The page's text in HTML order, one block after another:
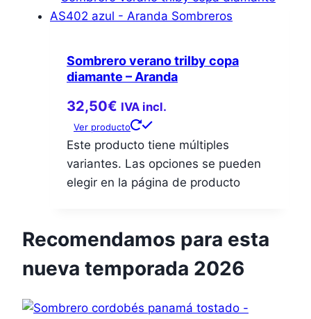
Sombrero verano trilby copa
diamante – Aranda
32,50€ IVA incl.
Ver producto
Este producto tiene múltiples
variantes. Las opciones se pueden
elegir en la página de producto
Recomendamos para esta
nueva temporada 2026